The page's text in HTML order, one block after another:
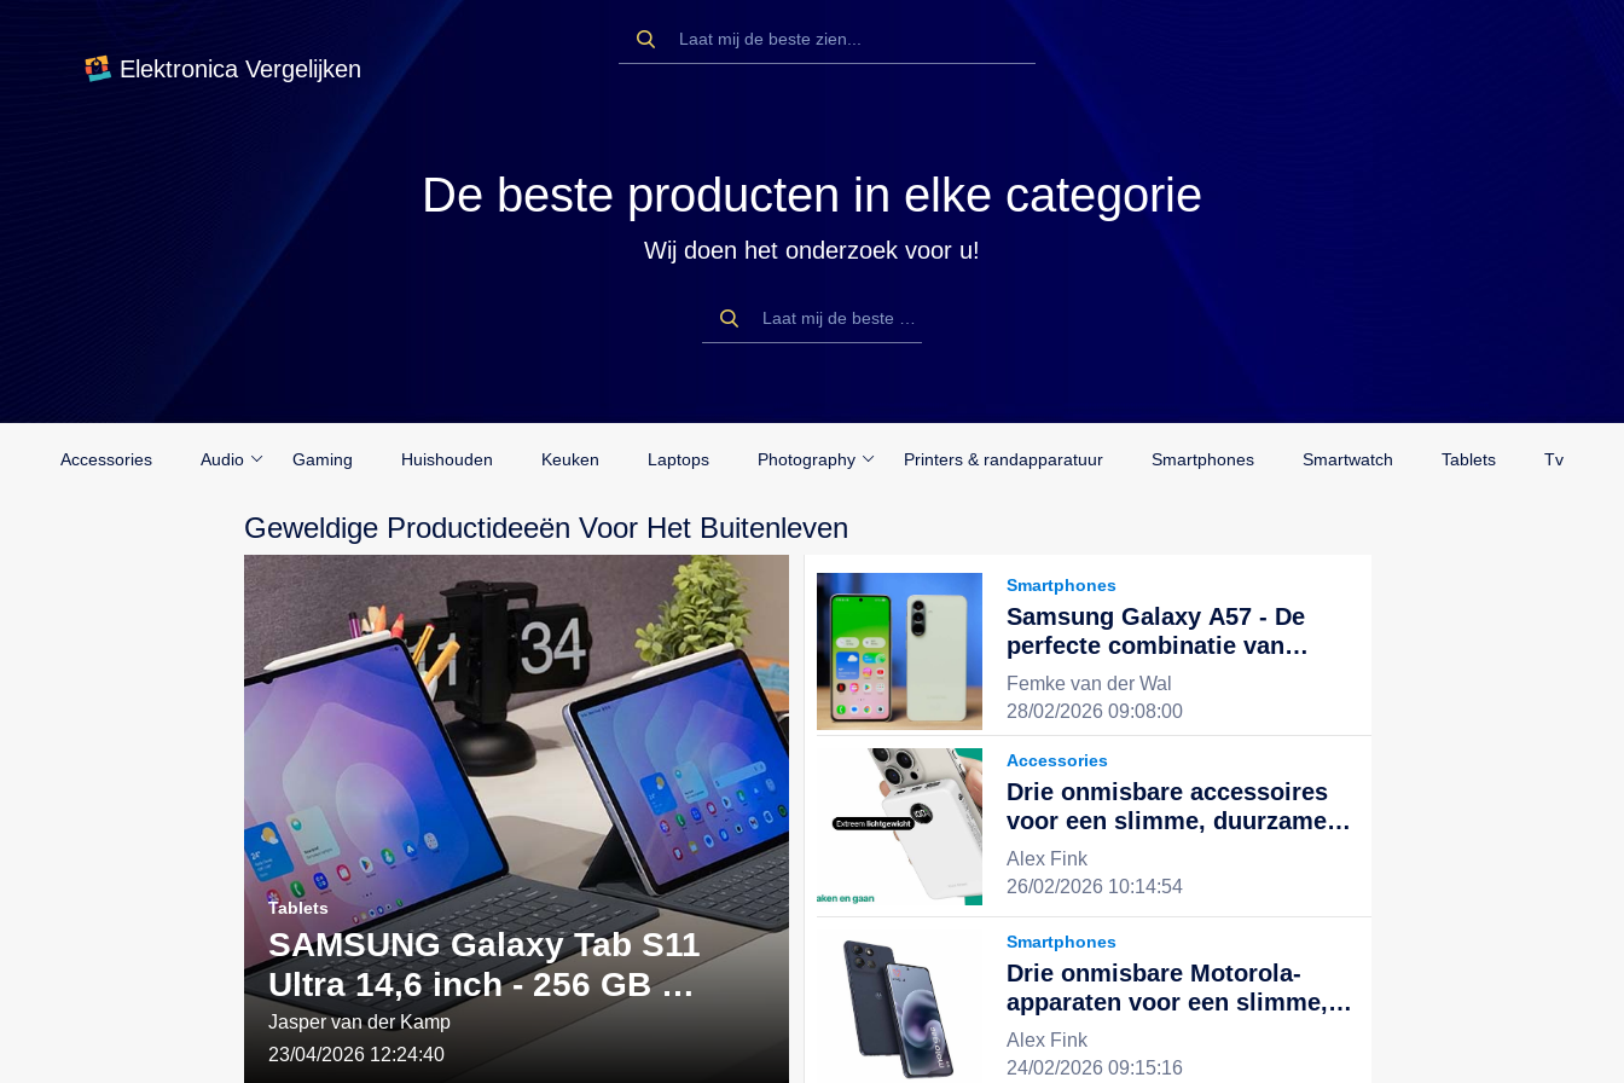
Elektronica Vergelijken
De beste producten in elke categorie
Wij doen het onderzoek voor u!
Accessories Audio Gaming Huishouden Keuken Laptops Photography Printers & randapparatuur Smartphones Smartwatch Tablets Tv
Geweldige Productideeën Voor Het Buitenleven
Tablets
SAMSUNG Galaxy Tab S11
Ultra 14,6 inch - 256 GB -
WIFI - Grijs: Een perfecte
combinatie van
Jasper van der Kamp
23/04/2026 12:24:40
Smartphones
Samsung Galaxy A57 - De
perfecte combinatie van
uitstekende prestaties en
stijlvol design, de nieuwe
keuze voor een slim leven
Femke van der Wal
28/02/2026 09:08:00
Accessories
Drie onmisbare accessoires
voor een slimme, duurzame
en geïntegreerde digitale
ervaring
Alex Fink
26/02/2026 10:14:54
Smartphones
Drie onmisbare Motorola-
apparaten voor een slimme,
efficiënte en duurzame
digitale ervaring
Alex Fink
24/02/2026 09:15:16